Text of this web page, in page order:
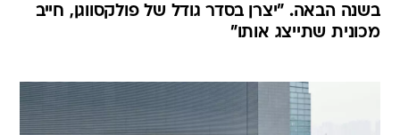
בשנה הבאה. "יצרן בסדר גודל של פולקסווגן, חייב
מכונית שתייצג אותו"